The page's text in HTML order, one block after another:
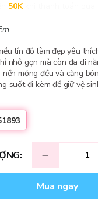
50K
tín đồ làm đẹp yêu
nhỏ gọn mà còn đa di
mỏng đều và căng
suốt đi kèm để giữ vệ
Mua ngay